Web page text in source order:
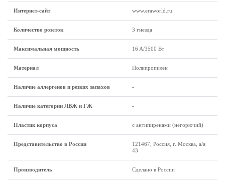
Интернет-сайт www.eraworld.ru
Количество розеток 3 гнезда
Максимальная мощность 16 A/3500 Вт
Материал Полипропилен
Наличие аллергенов и резких запахов -
Наличие категории ЛВЖ и ГЖ -
Пластик корпуса с антипиренами (негорючий)
Представительство в России
121467, Россия, г. Москва, а/я
43
Производитель Сделано в России